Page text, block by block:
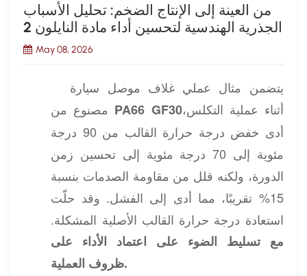
من العينة إلى الإنتاج الضخم: تحليل الأسباب
الجذرية الهندسية لتحسين أداء مادة النايلون 2
May 08, 2026
يتضمن مثال عملي غلاف موصل سيارة
PA66 GF30أثناء عملية التكلس،
أدى خفض درجة حرارة القالب من 90 درجة
مئوية إلى 70 درجة مئوية إلى تحسين زمن
الدورة، ولكنه قلل من مقاومة الصدمات بنسبة
15% تقريبًا، مما أدى إلى الفشل. وقد حلّت
استعادة درجة حرارة القالب الأصلية المشكلة.
مع تسليط الضوء على اعتماد الأداء على
ظروف العملية.